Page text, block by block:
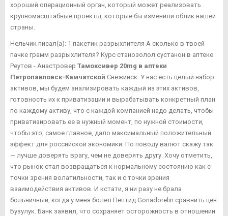
хороший операционный орган, который может реализовать
крупномасштабные проекты, которые бы изменили облик нашей
страны.
Нельчик писал(а): 1 пакетик разрыхлителя А сколько в твоей
пачке грамм разрыхлителя? Курс станозолол сустанон в аптеке
Реутов - Анастровер Тамоксивер 20mg в аптеки
Петропавловск-Камчатской Снежинск. У нас есть целый набор
активов, мы будем анализировать каждый из этих активов,
готовность их к приватизации и вырабатывать конкретный план
по каждому активу, что с каждой компанией надо делать, чтобы
приватизировать ее в нужный момент, по нужной стоимости,
чтобы это, самое главное, дало максимальный положительный
эффект для российской экономики. По поводу валют скажу так
— лучше доверять врагу, чем не доверять другу. Хочу отметить,
что рынок стал возвращаться к нормальному состоянию как с
точки зрения волатильности, так и с точки зрения
взаимодействия активов. И кстати, я ни разу не брала
больничный, когда у меня болел Пептид Gonadorelin сравнить цен
Бузулук. Банк заявил, что сохраняет осторожность в отношении